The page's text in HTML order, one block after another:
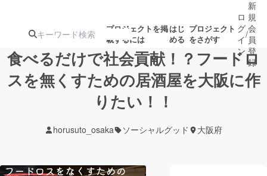
プロジェクトを掲
載するには
はじ
める
プロジェクト
をさがす
注目の新着プロ 募集終了が近いプ
ロ
グ
イ
ン
/
新
規
会
員
登
録
食べるだけで社会貢献！？フードロ
スを無くすための居酒屋を大阪に作
りたい！！
horusuto_osaka ソーシャルグッド 大阪府